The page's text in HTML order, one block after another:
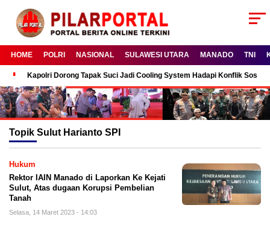
HOME POLRI NASIONAL SULAWESI UTARA MANADO TNI
Kapolri Dorong Tapak Suci Jadi Cooling System Hadapi Konflik Sosial
Topik Sulut Harianto SPI
Hukum
Rektor IAIN Manado di Laporkan Ke Kejati
Sulut, Atas dugaan Korupsi Pembelian
Tanah
Selasa, 14 Maret 2023 - 14:03